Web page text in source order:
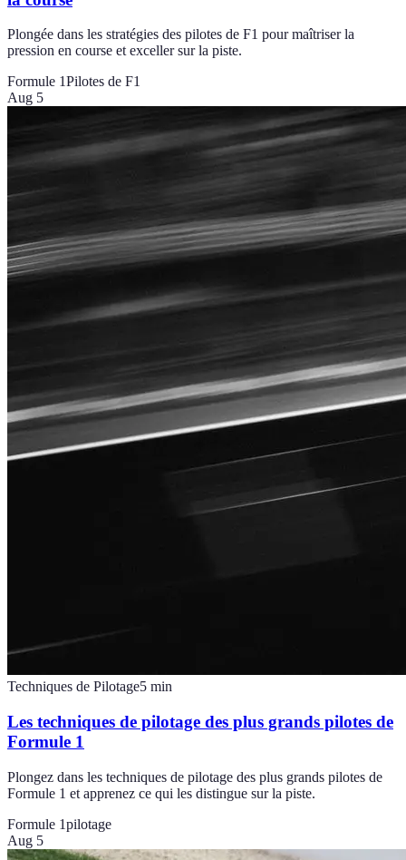
Plongée dans les stratégies des pilotes de F1 pour maîtriser la
pression en course et exceller sur la piste.
Formule 1Pilotes de F1
Aug 5
Techniques de Pilotage5 min
Les techniques de pilotage des plus grands pilotes de
Formule 1
Plongez dans les techniques de pilotage des plus grands pilotes de
Formule 1 et apprenez ce qui les distingue sur la piste.
Formule 1pilotage
Aug 5